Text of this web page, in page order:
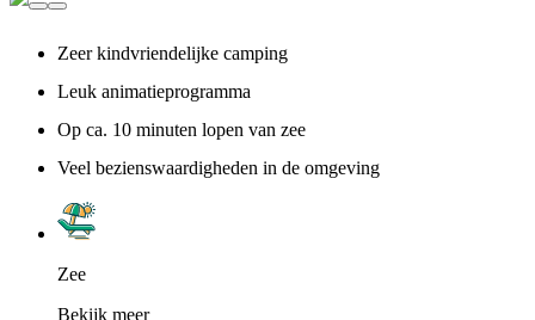
Zeer kindvriendelijke camping
Leuk animatieprogramma
Op ca. 10 minuten lopen van zee
Veel bezienswaardigheden in de omgeving
Zee
Bekijk meer